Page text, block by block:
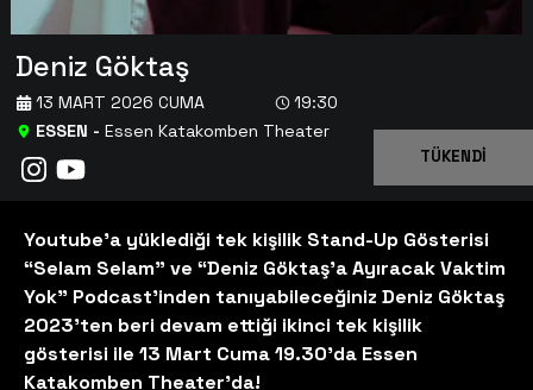
Deniz Göktaş
ESSEN - Essen Katakomben Theater
13 MART 2026 CUMA 19:30
TÜKENDİ
Youtube’a yüklediği tek kişilik Stand-Up Gösterisi
“Selam Selam” ve “Deniz Göktaş’a Ayıracak Vaktim
Yok” Podcast’inden tanıyabileceğiniz Deniz Göktaş
2023’ten beri devam ettiği ikinci tek kişilik
gösterisi ile 13 Mart Cuma 19.30'da Essen
Katakomben Theater'da!